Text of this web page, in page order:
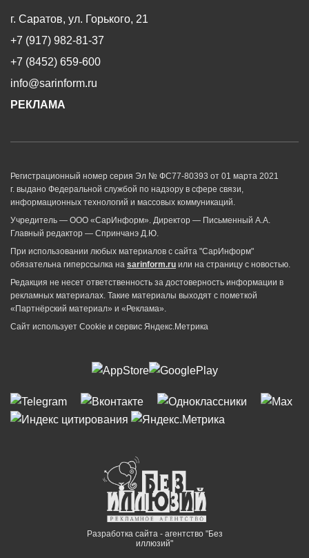
г. Саратов, ул. Горького, 21
+7 (917) 982-81-37
+7 (8452) 659-600
info@sarinform.ru
РЕКЛАМА
Регистрационный номер серия Эл № ФС77-80393 от 01 марта 2021
г. выдано Федеральной службой по надзору в сфере связи,
информационных технологий и массовых коммуникаций.
Учредитель — ООО «СарИнформ». Директор — Письменный А.А.
Главный редактор — Спринчанэ Д.Ю.
При использовании любых материалов с сайта "СарИнформ"
обязательна гиперссылка на sarinform.ru или на страницу с новостью.
Редакция не несет ответственность за достоверность информации в
рекламных материалах. Такие материалы выходят с пометкой
«Партнёрский материал» и «Реклама».
Сайт использует Cookie и сервиc Яндекс.Метрика
Разработка сайта - агентство "Без
иллюзий"